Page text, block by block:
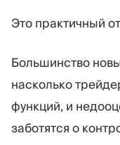
Это практичный
Большинство
насколько
функций, и
заботятся о
Калькулятор
ПОДПИШИТЕСЬ НА